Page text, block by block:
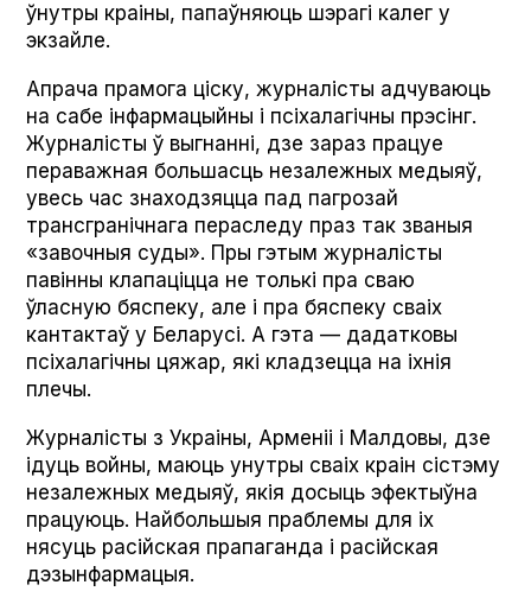
ўнутры краіны, папаўняюць шэрагі калег у
экзайле.
Апрача прамога ціску, журналісты адчуваюць
на сабе інфармацыйны і псіхалагічны прэсінг.
Журналісты ў выгнанні, дзе зараз працуе
пераважная большасць незалежных медыяў,
увесь час знаходзяцца пад пагрозай
трансгранічнага пераследу праз так званыя
«завочныя суды». Пры гэтым журналісты
павінны клапаціцца не толькі пра сваю
ўласную бяспеку, але і пра бяспеку сваіх
кантактаў у Беларусі. А гэта — дадатковы
псіхалагічны цяжар, які кладзецца на іхнія
плечы.
Журналісты з Украіны, Арменіі і Малдовы, дзе
ідуць войны, маюць унутры сваіх краін сістэму
незалежных медыяў, якія досыць эфектыўна
працуюць. Найбольшыя праблемы для іх
нясуць расійская прапаганда і расійская
дэзынфармацыя.